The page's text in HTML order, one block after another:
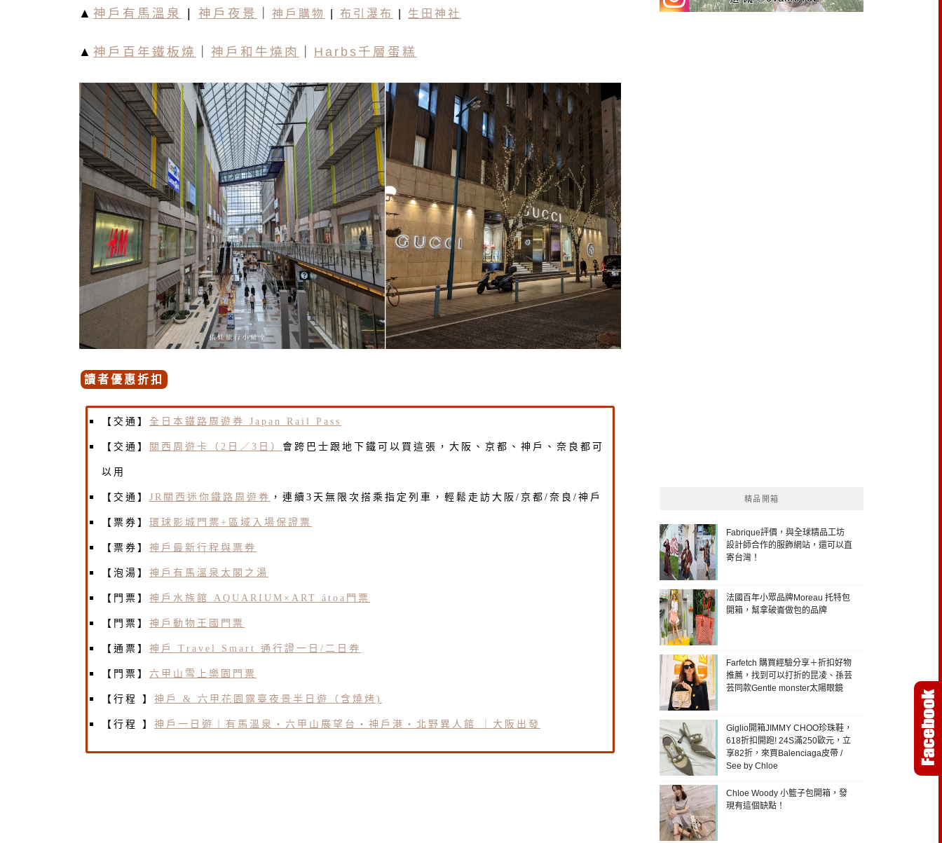
▲ 神戶有馬溫泉 神戶夜景 神戶購物 布引瀑布 生田神社
▲ 神戶百年鐵板燒 神戶和牛燒肉 Harbs千層蛋糕
讀者優惠折扣
【交通】 全日本鐵路周遊券 Japan Rail Pass
【交通】 關西周遊卡（2日／3日） 會跨巴士跟地下鐵可以買這張，大阪、京都、神戶、奈良都可
以用
【交通】 JR關西迷你鐵路周遊券 ，連續3天無限次搭乘指定列車，輕鬆走訪大阪/京都/奈良/神戶
【票券】 環球影城門票+區域入場保證票
【票券】 神戶最新行程與票券
【泡湯】 神戶有馬溫泉太閣之湯
【門票】 神戶水族館 AQUARIUM×ART átoa門票
【門票】 神戶動物王國門票
【通票】 神戶 Travel Smart 通行證一日/二日券
【門票】 六甲山雪上樂園門票
【行程 】 神戶 & 六甲花園露臺夜景半日遊（含燒烤)
【行程 】 神戶一日遊｜有馬溫泉・六甲山展望台・神戶港・北野異人館 ｜大阪出發
精品開箱
Fabrique評價，與全球精品工坊
設計師合作的服飾網站，還可以直
寄台灣！
法國百年小眾品牌Moreau 托特包
開箱，幫拿破崙做包的品牌
Farfetch 購買經驗分享＋折扣好物
推薦，找到可以打折的昆凌、孫芸
芸同款Gentle monster太陽眼鏡
Giglio開箱JIMMY CHOO珍珠鞋，
618折扣開跑! 24S滿250歐元，立
享82折，來買Balenciaga皮帶 /
See by Chloe
Chloe Woody 小籃子包開箱，發
現有這個缺點！